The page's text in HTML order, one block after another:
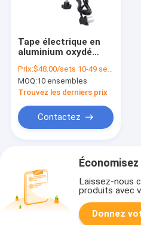
Tape électrique en
aluminium oxydé
110V-240V
Prix:$48.00/sets 10-49 sets
MOQ:10 ensembles
Trouvez les derniers prix
Contactez
Laissez-nous
produits avec
Donnez